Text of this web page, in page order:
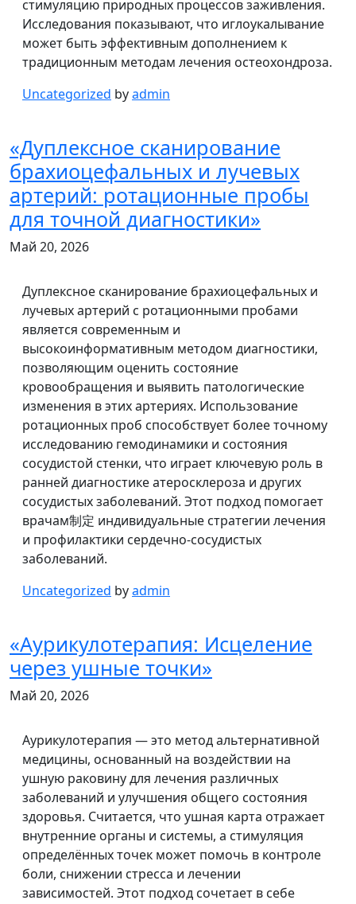
стимуляцию природных процессов заживления.
Исследования показывают, что иглоукалывание
может быть эффективным дополнением к
традиционным методам лечения остеохондроза.
Uncategorized byadmin
«Дуплексное сканирование
брахиоцефальных и лучевых
артерий: ротационные пробы
для точной диагностики»
Май 20, 2026
Дуплексное сканирование брахиоцефальных и
лучевых артерий с ротационными пробами
является современным и
высокоинформативным методом диагностики,
позволяющим оценить состояние
кровообращения и выявить патологические
изменения в этих артериях. Использование
ротационных проб способствует более точному
исследованию гемодинамики и состояния
сосудистой стенки, что играет ключевую роль в
ранней диагностике атеросклероза и других
сосудистых заболеваний. Этот подход помогает
врачам制定 индивидуальные стратегии лечения
и профилактики сердечно-сосудистых
заболеваний.
Uncategorized byadmin
«Аурикулотерапия: Исцеление
через ушные точки»
Май 20, 2026
Аурикулотерапия — это метод альтернативной
медицины, основанный на воздействии на
ушную раковину для лечения различных
заболеваний и улучшения общего состояния
здоровья. Считается, что ушная карта отражает
внутренние органы и системы, а стимуляция
определённых точек может помочь в контроле
боли, снижении стресса и лечении
зависимостей. Этот подход сочетает в себе